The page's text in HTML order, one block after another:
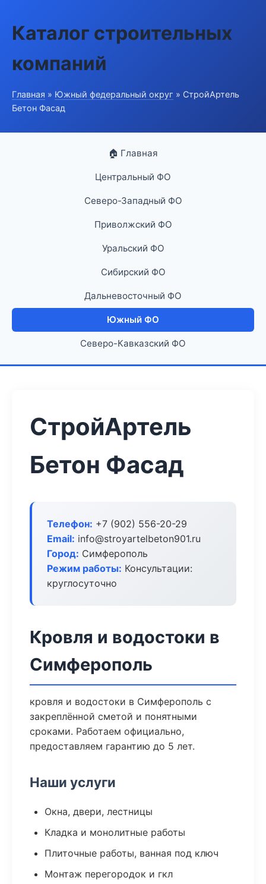
Каталог строительных
компаний
Главная » Южный федеральный округ » СтройАртель
Бетон Фасад
🏠 Главная
Центральный ФО
Северо-Западный ФО
Приволжский ФО
Уральский ФО
Сибирский ФО
Дальневосточный ФО
Южный ФО
Северо-Кавказский ФО
СтройАртель
Бетон Фасад
Телефон: +7 (902) 556-20-29
Email: info@stroyartelbeton901.ru
Город: Симферополь
Режим работы: Консультации:
круглосуточно
Кровля и водостоки в
Симферополь
кровля и водостоки в Симферополь с
закреплённой сметой и понятными
сроками. Работаем официально,
предоставляем гарантию до 5 лет.
Наши услуги
Окна, двери, лестницы
Кладка и монолитные работы
Плиточные работы, ванная под ключ
Монтаж перегородок и гкл